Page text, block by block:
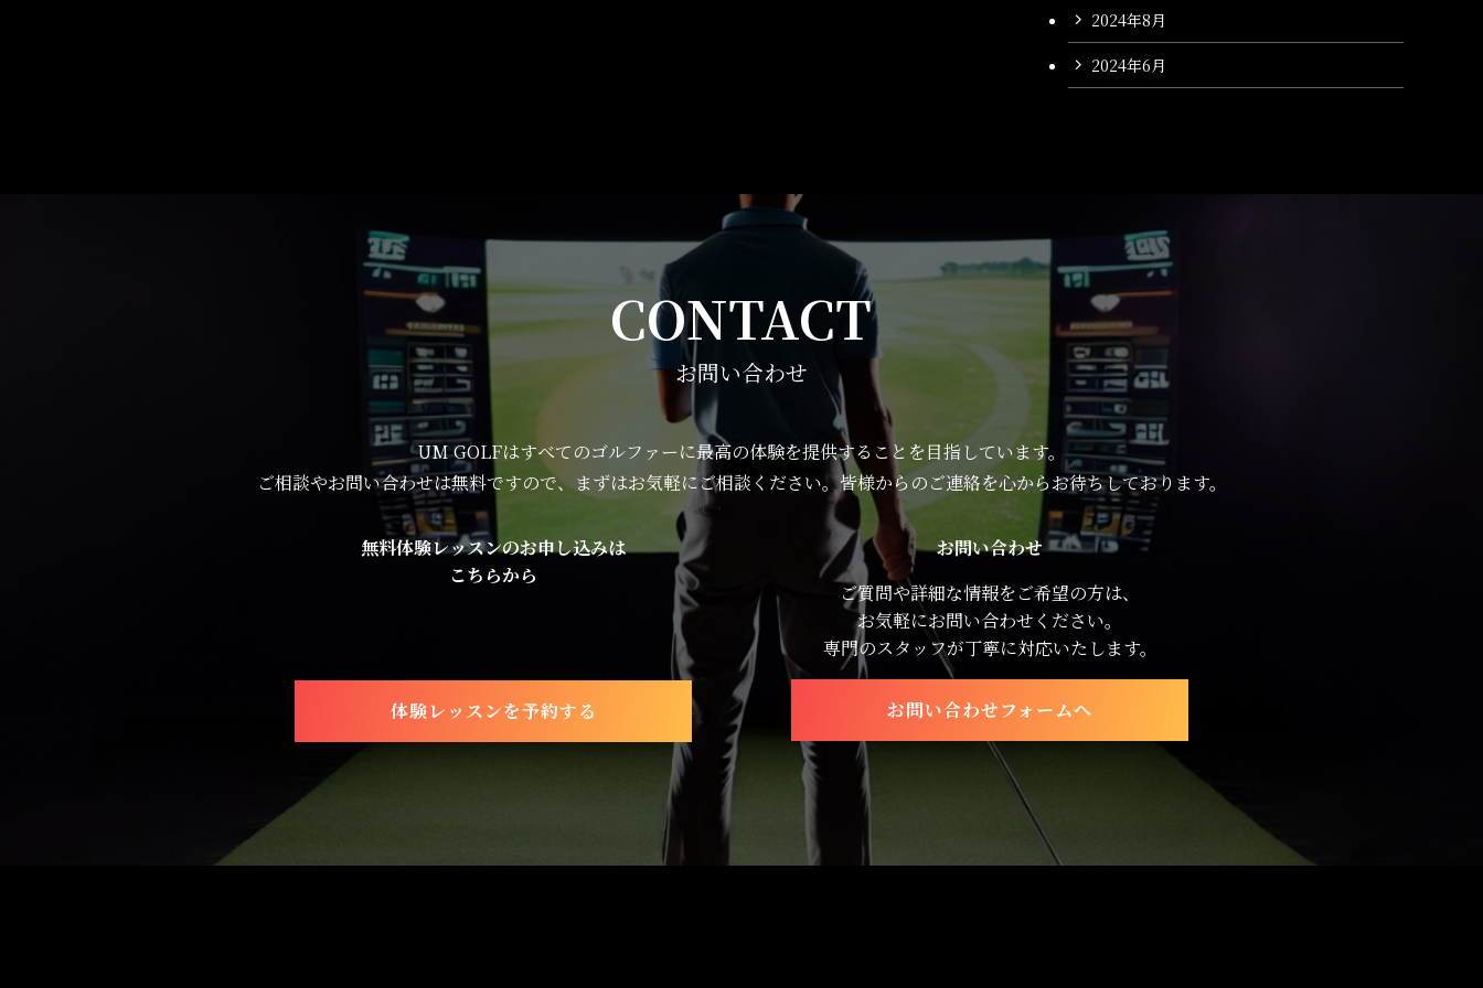
2024年8月
2024年6月
CONTACT
お問い合わせ
UM GOLFはすべてのゴルファーに最高の体験を提供することを目指しています。
ご相談やお問い合わせは無料ですので、まずはお気軽にご相談ください。皆様からのご連絡を心からお待ちしております。
無料体験レッスンのお申し込みは
こちらから
体験レッスンを予約する
お問い合わせ
ご質問や詳細な情報をご希望の方は、
お気軽にお問い合わせください。
専門のスタッフが丁寧に対応いたします。
お問い合わせフォームへ